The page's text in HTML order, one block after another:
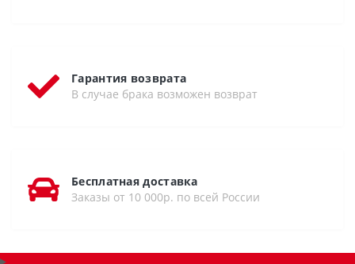
Гарантия возврата
В случае брака возможен возврат
Бесплатная доставка
Заказы от 10 000р. по всей России